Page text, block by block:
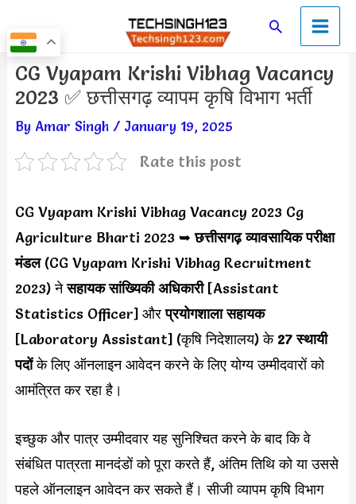
to
content
SearchMain
Menu
CG Vyapam Krishi Vibhag Vacancy
2023 ✅ छत्तीसगढ़ व्यापम कृषि विभाग भर्ती
By Amar Singh / January 19, 2025
Rate this post
CG Vyapam Krishi Vibhag Vacancy 2023 Cg
Agriculture Bharti 2023 ➥छत्तीसगढ़ व्यावसायिक परीक्षा
मंडल(CG Vyapam Krishi Vibhag Recruitment
2023) नेसहायक सांख्यिकी अधिकारी [Assistant
Statistics Officer] औरप्रयोगशाला सहायक
[Laboratory Assistant] (कृषि निदेशालय) के 27 स्थायी
पदोंके लिए ऑनलाइन आवेदन करने के लिए योग्य उम्मीदवारों को
आमंत्रित कर रहा है।
इच्छुक और पात्र उम्मीदवार यह सुनिश्चित करने के बाद कि वे
संबंधित पात्रता मानदंडों को पूरा करते हैं, अंतिम तिथि को या उससे
पहले ऑनलाइन आवेदन कर सकते हैं। सीजी व्यापम कृषि विभाग
Post
navigation